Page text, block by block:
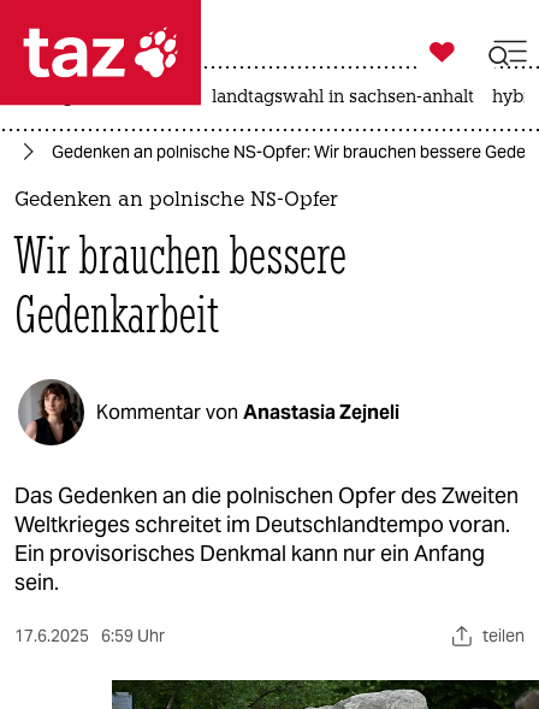
 taz zahl ich
taz zahl ich
politik
öko
gesellschaft
kultur
sport
berlin
nord
wahrheit

taz zahl ich
landtagswahl in sachsen-anhalt
Gedenken an polnische NS-Opfer: Wir brauchen bessere
Gedenken an polnische NS-Opfer
Wir brauchen bessere
Gedenkarbeit
Kommentar von Anastasia Zejneli
Das Gedenken an die polnischen Opfer des Zweiten
Weltkrieges schreitet im Deutschlandtempo voran.
Ein provisorisches Denkmal kann nur ein Anfang
sein.
17.6.2025 6:59 Uhr teilen